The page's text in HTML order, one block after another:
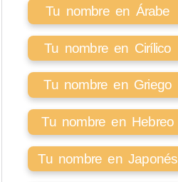
Tu nombre en Árabe
Tu nombre en Cirílico
Tu nombre en Griego
Tu nombre en Hebreo
Tu nombre en Japonés